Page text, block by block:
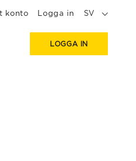
konto Logga in SV
LOGGA IN